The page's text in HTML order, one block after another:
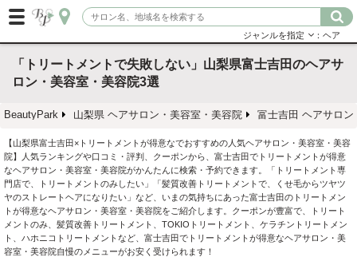
ジャンルを指定 ：ヘア
「トリートメントで失敗しない」山梨県富士吉田のヘアサ
ロン・美容室・美容院3選
BeautyPark 山梨県 ヘアサロン・美容室・美容院 富士吉田 ヘアサロ
【山梨県富士吉田×トリートメントが得意なでおすすめの人気ヘアサロン・美容室・美容
院】人気ランキングや口コミ・評判、クーポンから、富士吉田でトリートメントが得意
なヘアサロン・美容室・美容院がかんたんに検索・予約できます。「トリートメント専
門店で、トリートメントのみしたい」「髪質改善トリートメントで、くせ毛からツヤツ
ヤのストレートヘアになりたい」など、いまの気持ちにあった富士吉田のトリートメン
トが得意なヘアサロン・美容室・美容院をご紹介します。クーポンが豊富で、トリート
メントのみ、髪質改善トリートメント、TOKIOトリートメント、ケラチントリートメン
ト、ハホニコトリートメントなど、富士吉田でトリートメントが得意なヘアサロン・美
容室・美容院自慢のメニューがお安く受けられます！